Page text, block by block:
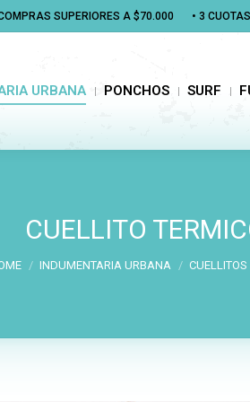
SUPERIORES A $70.000 • 3
URBANA PONCHOS SURF
CUELLITO You are here:
INDUMENTARIA URBANA CUELLITOS
SUPERIORES A $70.000 • 3
URBANA PONCHOS SURF